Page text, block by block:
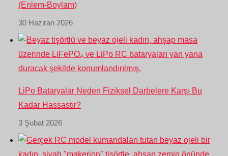
(Enlem-Boylam)
30 Haziran 2026
LiPo Bataryalar Neden Fiziksel Darbelere Karşı Bu
Kadar Hassastır?
3 Şubat 2026